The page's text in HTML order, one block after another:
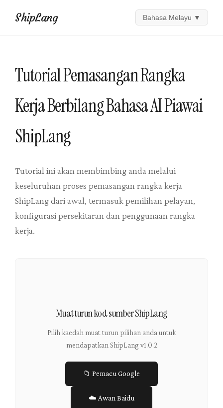
ShipLang Bahasa Melayu ▼
Tutorial Pemasangan Rangka
Kerja Berbilang Bahasa AI Piawai
ShipLang
Tutorial ini akan membimbing anda melalui
keseluruhan proses pemasangan rangka kerja
ShipLang dari awal, termasuk pemilihan pelayan,
konfigurasi persekitaran dan penggunaan rangka
kerja.
Muat turun kod sumber ShipLang
Pilih kaedah muat turun pilihan anda untuk
mendapatkan ShipLang v1.0.2
📁 Pemacu Google
☁️ Awan Baidu